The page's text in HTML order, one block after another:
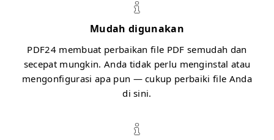
Mudah digunakan
PDF24 membuat perbaikan file PDF semudah dan
secepat mungkin. Anda tidak perlu menginstal atau
mengonfigurasi apa pun — cukup perbaiki file Anda
di sini.